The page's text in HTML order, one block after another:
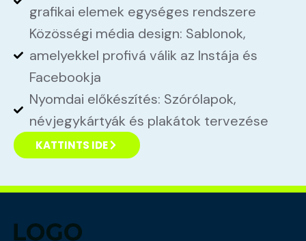
grafikai elemek egységes rendszere
Közösségi média design: Sablonok,
amelyekkel profivá válik az Instája és
Facebookja
Nyomdai előkészítés: Szórólapok,
névjegykártyák és plakátok tervezése
KATTINTS IDE